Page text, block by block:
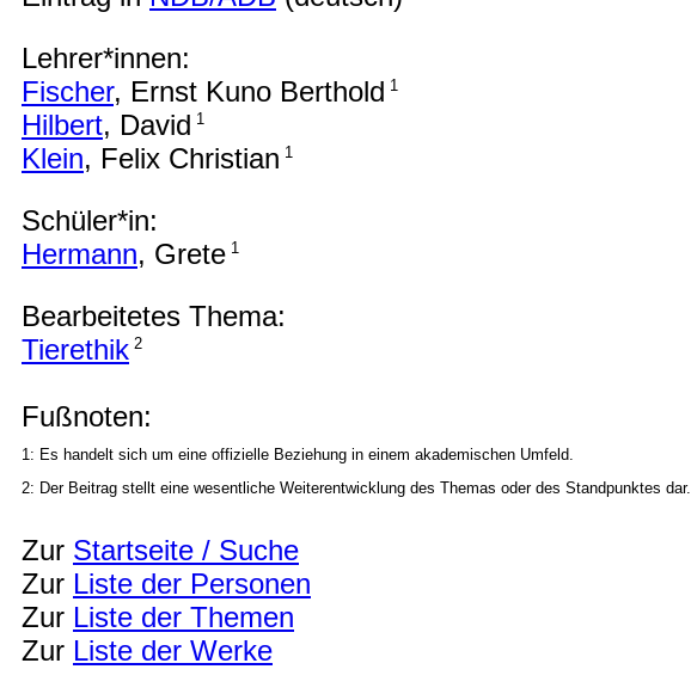
Lehrer*innen:
Fischer, Ernst Kuno Berthold 1
Hilbert, David 1
Klein, Felix Christian 1
Schüler*in:
Hermann, Grete 1
Bearbeitetes Thema:
Tierethik 2
Fußnoten:
1: Es handelt sich um eine offizielle Beziehung in einem akademischen Umfeld.
2: Der Beitrag stellt eine wesentliche Weiterentwicklung des Themas oder des Standpunktes dar.
Zur Startseite / Suche
Zur Liste der Personen
Zur Liste der Themen
Zur Liste der Werke